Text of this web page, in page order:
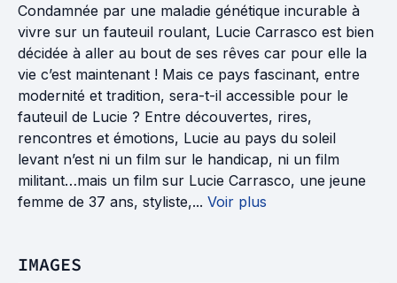
Condamnée par une maladie génétique incurable à
vivre sur un fauteuil roulant, Lucie Carrasco est bien
décidée à aller au bout de ses rêves car pour elle la
vie c’est maintenant ! Mais ce pays fascinant, entre
modernité et tradition, sera-t-il accessible pour le
fauteuil de Lucie ? Entre découvertes, rires,
rencontres et émotions, Lucie au pays du soleil
levant n’est ni un film sur le handicap, ni un film
militant…mais un film sur Lucie Carrasco, une jeune
femme de 37 ans, styliste,... Voir plus
IMAGES